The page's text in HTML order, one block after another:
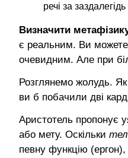
речі за
Визначити
є реальним. Ви можете
очевидним. Але при
Розглянемо жолудь.
ви б побачили дві
Аристотель пропонує
або мету. Оскільки
певну функцію (ергон),